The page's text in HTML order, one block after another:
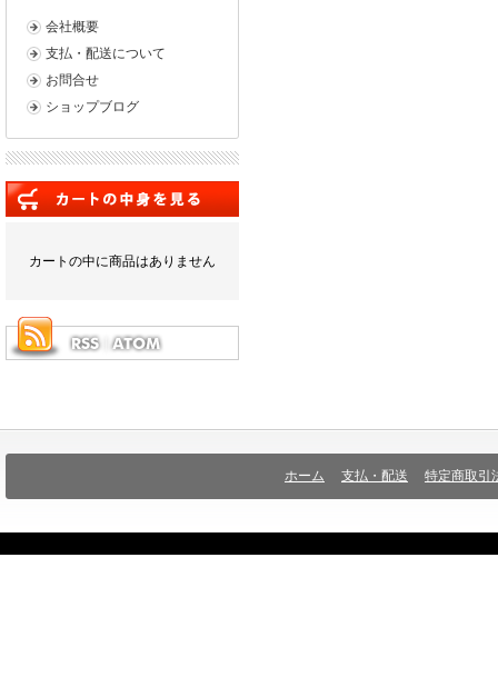
会社概要
支払・配送について
お問合せ
ショップブログ
カートの中に商品はありません
ホーム 支払・配送 特定商取引